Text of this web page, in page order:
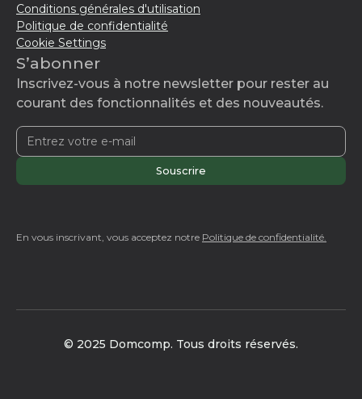
Conditions générales d'utilisation
Politique de confidentialité
Cookie Settings
S’abonner
Inscrivez-vous à notre newsletter pour rester au
courant des fonctionnalités et des nouveautés.
En vous inscrivant, vous acceptez notre Politique de confidentialité.
© 2025 Domcomp. Tous droits réservés.